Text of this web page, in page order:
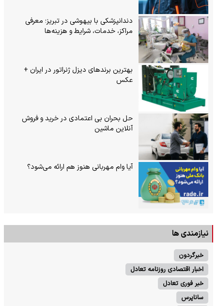
دندانپزشکی با بیهوشی در تبریز؛ معرفی
مراکز، خدمات، شرایط و هزینه‌ها
بهترین برندهای دیزل ژنراتور در ایران +
عکس
حل بحران بی‌ اعتمادی در خرید و فروش
آنلاین ماشین
آیا وام مهربانی هنوز هم ارائه می‌شود؟
نیازمندی ها
خبرگردون
اخبار اقتصادی روزنامه تعادل
خبر فوری تعادل
ساناپرس